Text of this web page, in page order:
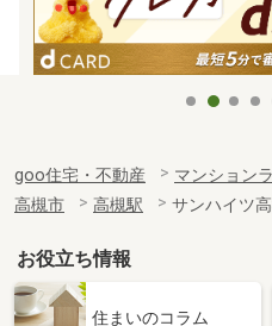
goo住宅・不動産 マンション
高槻市
高槻駅 サンハイツ
お役立ち情報
住まいのコラム